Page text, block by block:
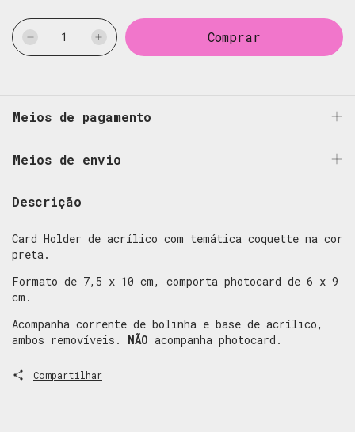
Meios de pagamento
Meios de envio
Descrição
Card Holder de acrílico com temática coquette na cor
preta.
Formato de 7,5 x 10 cm, comporta photocard de 6 x 9
cm.
Acompanha corrente de bolinha e base de acrílico,
ambos removíveis. NÃO acompanha photocard.
Compartilhar